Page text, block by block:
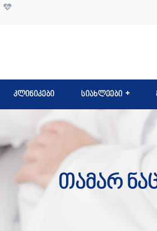
კლინიკები სიახლეები
Თამარ